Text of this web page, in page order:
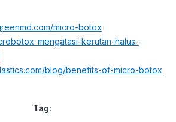
micro-botox
mengatasi-kerutan-halus-
blog/benefits-of-micro-botox
Tag: